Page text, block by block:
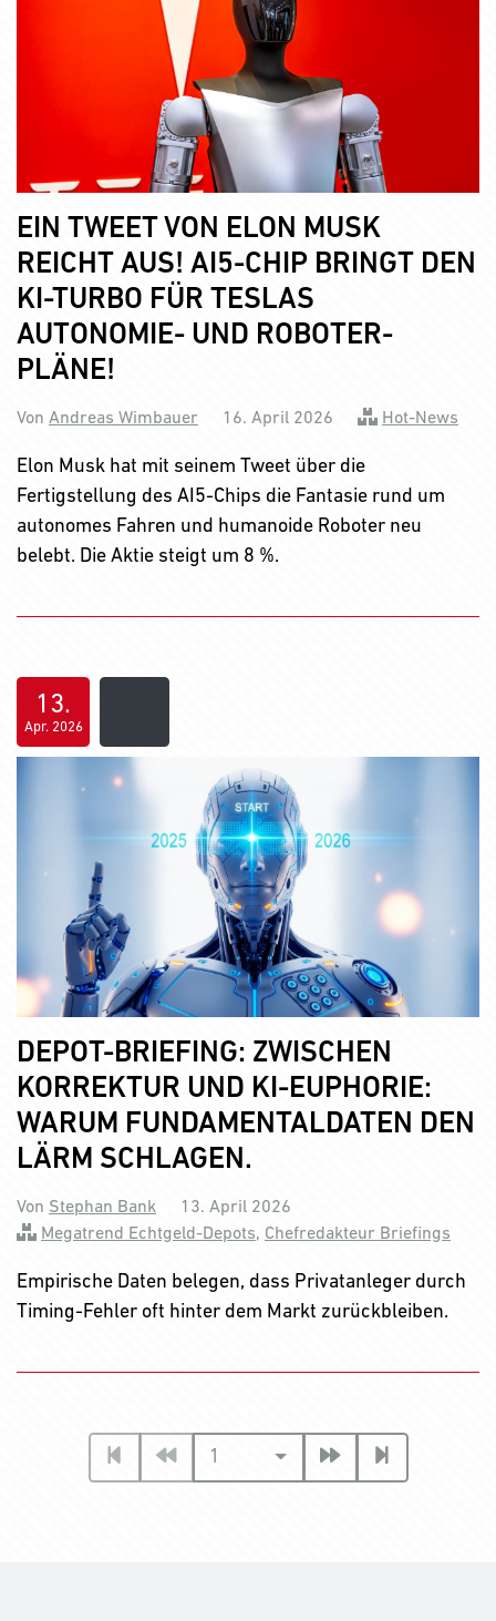
EIN TWEET VON ELON MUSK
REICHT AUS! AI5-CHIP BRINGT DEN
KI-TURBO FÜR TESLAS
AUTONOMIE- UND ROBOTER-
PLÄNE!
Von Andreas Wimbauer 16. April 2026 Hot-News
Elon Musk hat mit seinem Tweet über die
Fertigstellung des AI5-Chips die Fantasie rund um
autonomes Fahren und humanoide Roboter neu
belebt. Die Aktie steigt um 8 %.
13.
Apr. 2026
DEPOT-BRIEFING: ZWISCHEN
KORREKTUR UND KI-EUPHORIE:
WARUM FUNDAMENTALDATEN DEN
LÄRM SCHLAGEN.
Von Stephan Bank
13. April 2026
Megatrend Echtgeld-Depots, Chefredakteur Briefings
Empirische Daten belegen, dass Privatanleger durch
Timing-Fehler oft hinter dem Markt zurückbleiben.
1